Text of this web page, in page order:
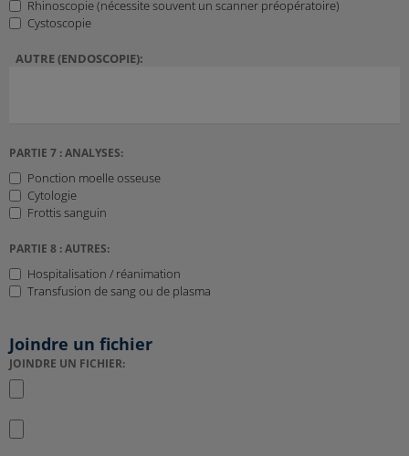
Rhinoscopie (nécessite souvent un scanner préopératoire)
Cystoscopie
AUTRE (ENDOSCOPIE):
PARTIE 7 : ANALYSES:
Ponction moelle osseuse
Cytologie
Frottis sanguin
PARTIE 8 : AUTRES:
Hospitalisation / réanimation
Transfusion de sang ou de plasma
Joindre un fichier
JOINDRE UN FICHIER: